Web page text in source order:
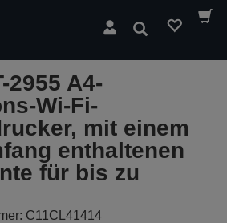
Suchen
2955 A4-
Wi-Fi-
mit einem
enthaltenen
für bis zu
C11CL41414